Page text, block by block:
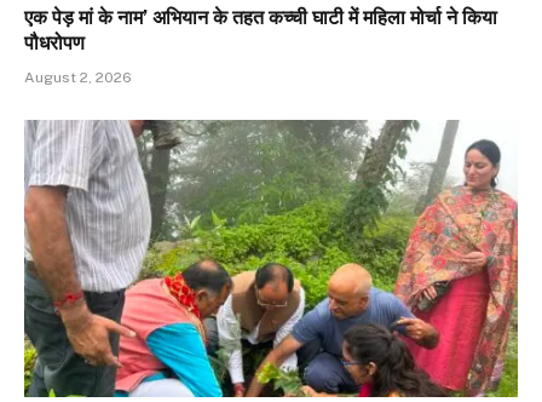
एक पेड़ मां के नाम’ अभियान के तहत कच्ची घाटी में महिला मोर्चा ने किया
पौधरोपण
August 2, 2026